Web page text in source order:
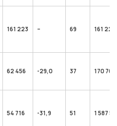
161 223 – 69 161 223
62 456 -29,0 37 170 769
54 716 -31,9 51 1 587